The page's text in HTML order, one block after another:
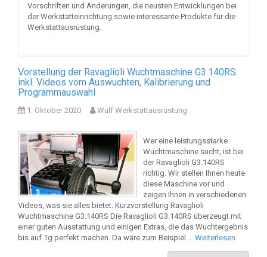
Vorschriften und Änderungen, die neusten Entwicklungen bei
der Werkstatteinrichtung sowie interessante Produkte für die
Werkstattausrüstung.
Vorstellung der Ravaglioli Wuchtmaschine G3.140RS
inkl. Videos vom Auswuchten, Kalibrierung und
Programmauswahl
1. Oktober 2020 Wulf Werkstattausrüstung
Wer eine leistungsstarke
Wuchtmaschine sucht, ist bei
der Ravaglioli G3.140RS
richtig. Wir stellen Ihnen heute
diese Maschine vor und
zeigen Ihnen in verschiedenen
Videos, was sie alles bietet. Kurzvorstellung Ravaglioli
Wuchtmaschine G3.140RS Die Ravaglioli G3.140RS überzeugt mit
einer guten Ausstattung und einigen Extras, die das Wuchtergebnis
bis auf 1g perfekt machen. Da wäre zum Beispiel … Weiterlesen